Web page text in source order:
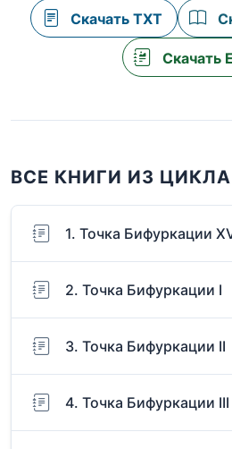
Скачать TXT
Скачать
ВСЕ КНИГИ ИЗ ЦИКЛА
1. Точка Бифуркации
2. Точка Бифуркации I
3. Точка Бифуркации II
4. Точка Бифуркации III